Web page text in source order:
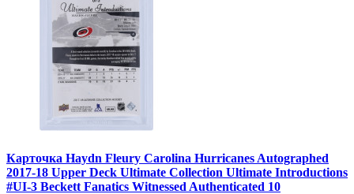
Карточка Haydn Fleury Carolina Hurricanes Autographed
2017-18 Upper Deck Ultimate Collection Ultimate Introductions
#UI-3 Beckett Fanatics Witnessed Authenticated 10